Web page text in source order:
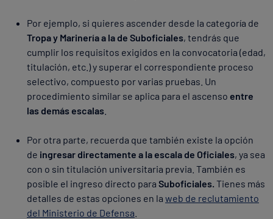
Por ejemplo, si quieres ascender desde la categoría de
Tropa y Marinería a la de Suboficiales, tendrás que
cumplir los requisitos exigidos en la convocatoria (edad,
titulación, etc.) y superar el correspondiente proceso
selectivo, compuesto por varias pruebas. Un
procedimiento similar se aplica para el ascenso entre
las demás escalas
Por otra parte, recuerda que también existe la opción
de ingresar directamente a la escala de Oficiales, ya sea
con o sin titulación universitaria previa. También es
posible el ingreso directo para Suboficiales. Tienes más
detalles de estas opciones en la web de reclutamiento
del Ministerio de Defensa